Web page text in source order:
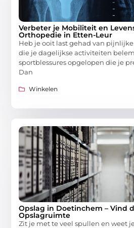
Verbeter je Mobiliteit en
Orthopedie in Etten-Leur
Heb je ooit last gehad van
die je dagelijkse activiteiten
sportblessures opgelopen die je
Dan
Winkelen
Opslag in Doetinchem – Vind
Opslagruimte
Zit je met te veel spullen en weet